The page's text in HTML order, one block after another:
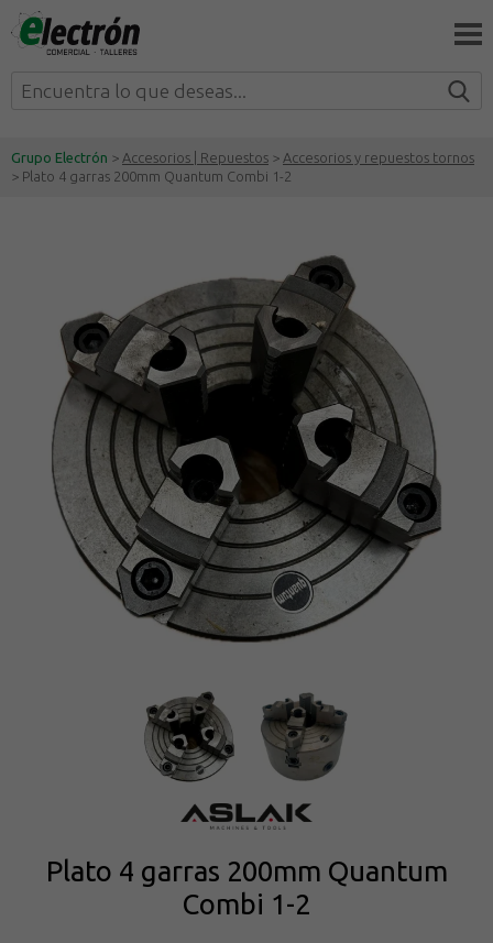
Grupo Electrón > Accesorios | Repuestos > Accesorios y repuestos tornos
> Plato 4 garras 200mm Quantum Combi 1-2
Plato 4 garras 200mm Quantum
Combi 1-2